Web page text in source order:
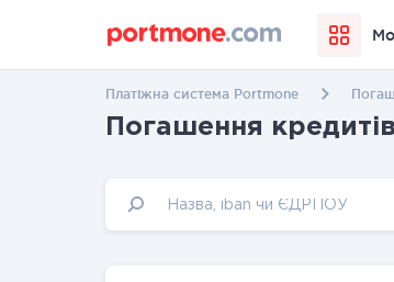
Платіжна система Portmone
Погашення